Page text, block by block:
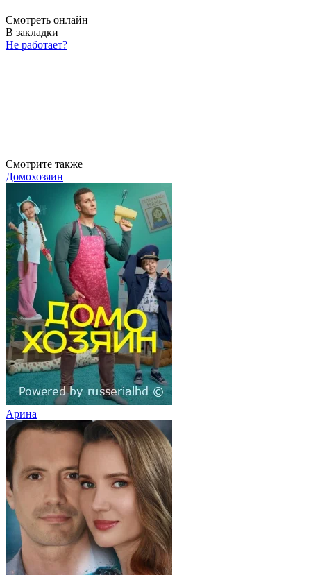
Смотреть онлайн
В закладки
Не работает?
Смотрите также
Домохозяин
Арина